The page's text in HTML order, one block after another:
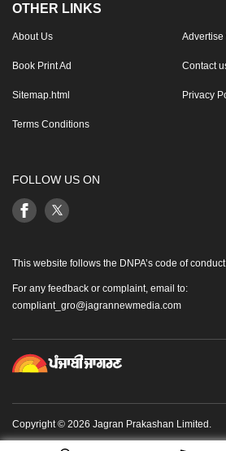
OTHER LINKS
About Us Advertise
Book Print Ad Contact
Sitemap.html Privacy
Terms Conditions
FOLLOW US ON
This website follows the DNPA’s code of conduct
For any feedback or complaint, email to:
compliant_gro@jagrannewmedia.com
Copyright © 2026 Jagran Prakashan Limited.